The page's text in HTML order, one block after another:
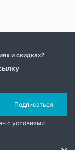
и скидках?
Подписаться
с условиями